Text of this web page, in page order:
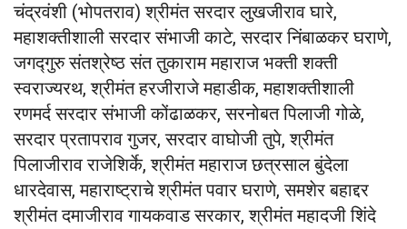
चंद्रवंशी (भोपतराव) श्रीमंत सरदार लुखजीराव घारे,
महाशक्तीशाली सरदार संभाजी काटे, सरदार निंबाळकर घराणे,
जगद्गुरु संतश्रेष्ठ संत तुकाराम महाराज भक्ती शक्ती
स्वराज्यरथ, श्रीमंत हरजीराजे महाडीक, महाशक्तीशाली
रणमर्द सरदार संभाजी कोंढाळकर, सरनोबत पिलाजी गोळे,
सरदार प्रतापराव गुजर, सरदार वाघोजी तुपे, श्रीमंत
पिलाजीराव राजेशिर्के, श्रीमंत महाराज छत्रसाल बुंदेला
धारदेवास, महाराष्ट्राचे श्रीमंत पवार घराणे, समशेर बहाद्दर
श्रीमंत दमाजीराव गायकवाड सरकार, श्रीमंत महादजी शिंदे